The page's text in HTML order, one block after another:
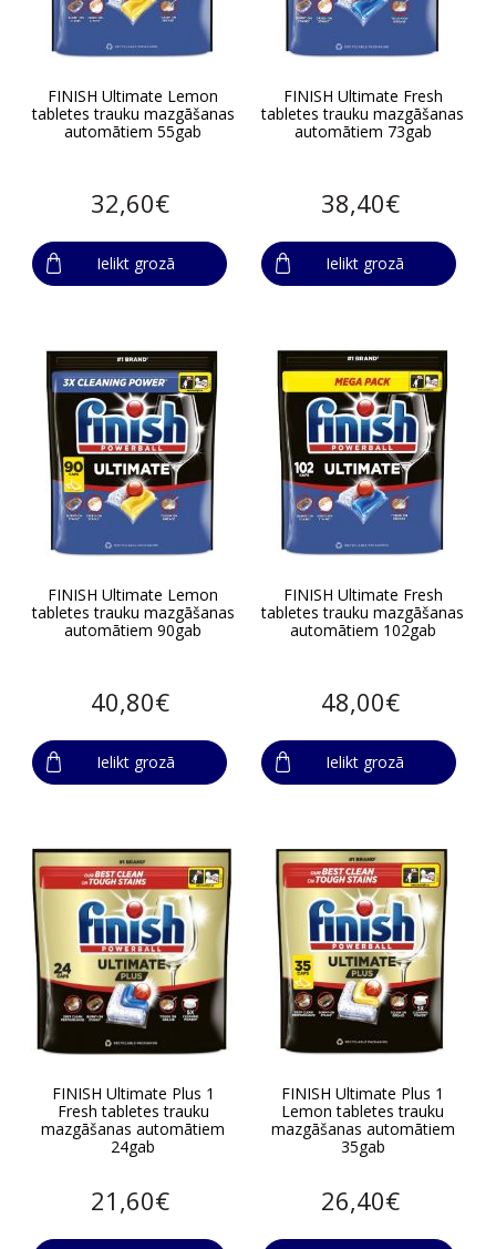
FINISH Ultimate Lemon
tabletes trauku mazgāšanas
automātiem 55gab
32,60€
Ielikt grozā
FINISH Ultimate Fresh
tabletes trauku mazgāšanas
automātiem 73gab
38,40€
Ielikt grozā
FINISH Ultimate Lemon
tabletes trauku mazgāšanas
automātiem 90gab
40,80€
Ielikt grozā
FINISH Ultimate Fresh
tabletes trauku mazgāšanas
automātiem 102gab
48,00€
Ielikt grozā
FINISH Ultimate Plus 1
Fresh tabletes trauku
mazgāšanas automātiem
24gab
21,60€
FINISH Ultimate Plus 1
Lemon tabletes trauku
mazgāšanas automātiem
35gab
26,40€